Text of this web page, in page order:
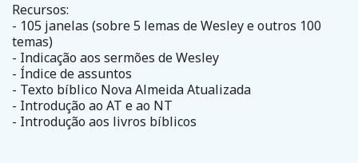
Recursos:
- 105 janelas (sobre 5 lemas de Wesley e outros 100
temas)
- Indicação aos sermões de Wesley
- Índice de assuntos
- Texto bíblico Nova Almeida Atualizada
- Introdução ao AT e ao NT
- Introdução aos livros bíblicos